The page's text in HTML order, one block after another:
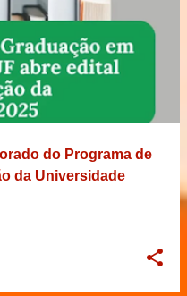
do Programa de
da Universidade